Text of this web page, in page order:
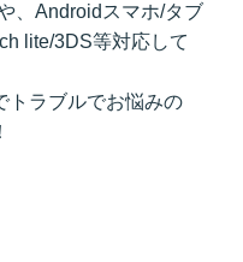
、Androidスマホ/タブ
lite/3DS等対応して
トラブルでお悩みの